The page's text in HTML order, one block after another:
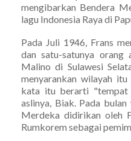
mengibarkan Bendera
lagu Indonesia Raya di
Pada Juli 1946, Frans
dan satu-satunya orang
Malino di Sulawesi
menyarankan wilayah
kata itu berarti "tempat
aslinya, Biak. Pada
Merdeka didirikan oleh
Rumkorem sebagai